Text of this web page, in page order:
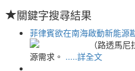
關鍵字搜尋結果
菲律賓欲在南海啟動新能源
（路透馬
源需求。 .....詳全文